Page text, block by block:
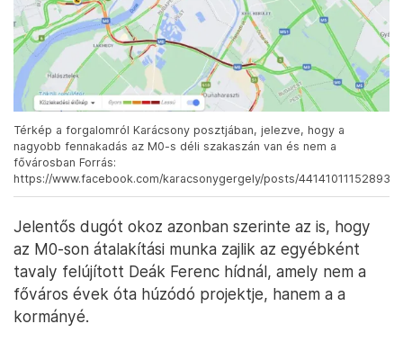
Térkép a forgalomról Karácsony posztjában, jelezve, hogy a
nagyobb fennakadás az M0-s déli szakaszán van és nem a
fővárosban Forrás:
https://www.facebook.com/karacsonygergely/posts/4414101115289367
Jelentős dugót okoz azonban szerinte az is, hogy
az M0-son átalakítási munka zajlik az egyébként
tavaly felújított Deák Ferenc hídnál, amely nem a
főváros évek óta húzódó projektje, hanem a a
kormányé.